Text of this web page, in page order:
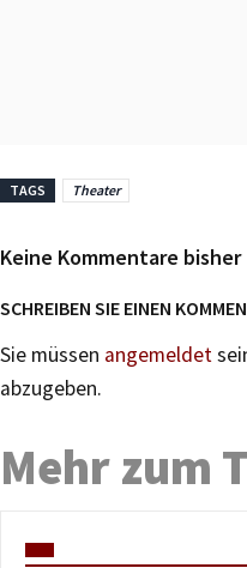
TAGS Theater
Keine Kommentare bisher
SCHREIBEN SIE EINEN
Sie müssen angemeldet
abzugeben.
Mehr zum